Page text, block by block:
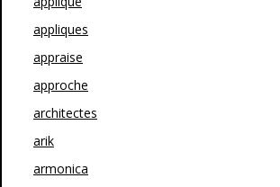
appliques
appraise
approche
architectes
arik
armonica